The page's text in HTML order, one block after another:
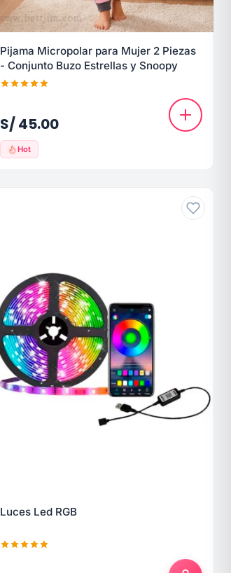
Pijama Micropolar para Mujer 2 Piezas
- Conjunto Buzo Estrellas y Snoopy
S/ 45.00
Hot
Luces Led RGB